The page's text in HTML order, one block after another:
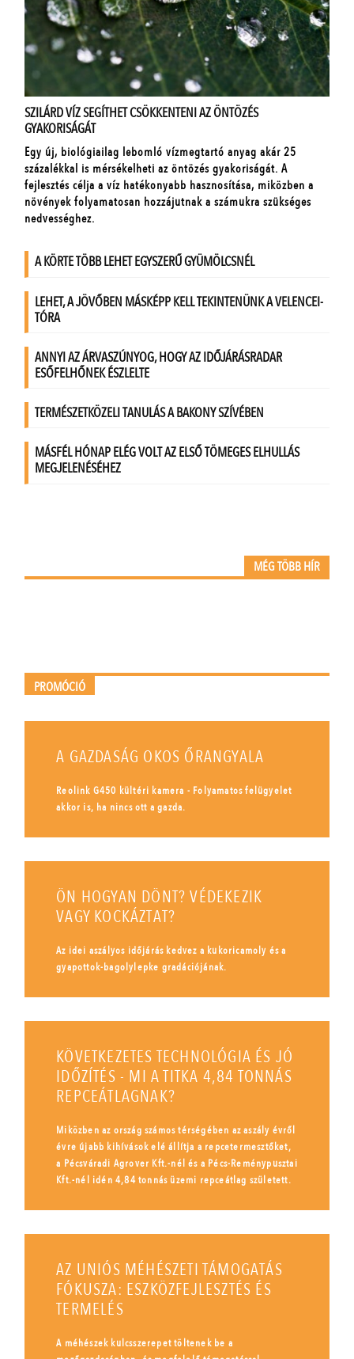
MÉG TÖBB HÍR
PROMÓCIÓ
A GAZDASÁG OKOS ŐRANGYALA
Reolink G450 kültéri kamera - Folyamatos felügyelet
akkor is, ha nincs ott a gazda.
ÖN HOGYAN DÖNT? VÉDEKEZIK
VAGY KOCKÁZTAT?
Az idei aszályos időjárás kedvez a kukoricamoly és a
gyapottok-bagolylepke gradációjának.
KÖVETKEZETES TECHNOLÓGIA ÉS JÓ
IDŐZÍTÉS - MI A TITKA 4,84 TONNÁS
REPCEÁTLAGNAK?
Miközben az ország számos térségében az aszály évről
évre újabb kihívások elé állítja a repcetermesztőket,
a Pécsváradi Agrover Kft.-nél és a Pécs-Reménypusztai
Kft.-nél idén 4,84 tonnás üzemi repceátlag született.
AZ UNIÓS MÉHÉSZETI TÁMOGATÁS
FÓKUSZA: ESZKÖZFEJLESZTÉS ÉS
TERMELÉS
A méhészek kulcsszerepet töltenek be a